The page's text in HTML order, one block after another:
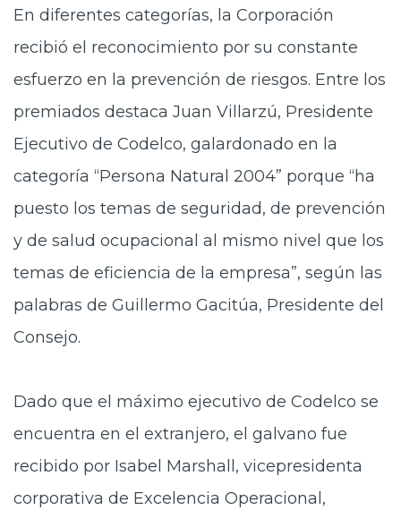
En diferentes categorías, la Corporación
recibió el reconocimiento por su constante
esfuerzo en la prevención de riesgos. Entre los
premiados destaca Juan Villarzú, Presidente
Ejecutivo de Codelco, galardonado en la
categoría “Persona Natural 2004” porque “ha
puesto los temas de seguridad, de prevención
y de salud ocupacional al mismo nivel que los
temas de eficiencia de la empresa”, según las
palabras de Guillermo Gacitúa, Presidente del
Consejo.
Dado que el máximo ejecutivo de Codelco se
encuentra en el extranjero, el galvano fue
recibido por Isabel Marshall, vicepresidenta
corporativa de Excelencia Operacional,